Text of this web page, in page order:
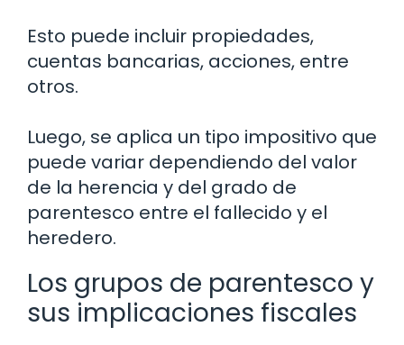
Esto puede incluir propiedades,
cuentas bancarias, acciones, entre
otros.
Luego, se aplica un tipo impositivo que
puede variar dependiendo del valor
de la herencia y del grado de
parentesco entre el fallecido y el
heredero.
Los grupos de parentesco y
sus implicaciones fiscales